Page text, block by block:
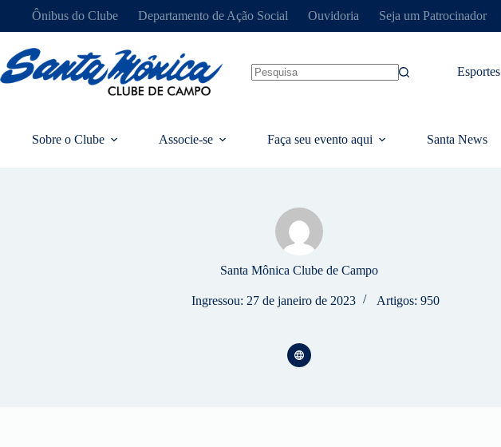
Ônibus do Clube Departamento de Ação Social Ouvidoria Seja um Patrocinador
Esportes
Sobre o Clube Associe-se Faça seu evento aqui Santa News
Santa Mônica Clube de Campo
Ingressou: 27 de janeiro de 2023 Artigos: 950